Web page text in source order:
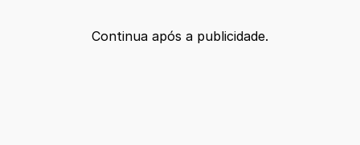
Continua após a publicidade.